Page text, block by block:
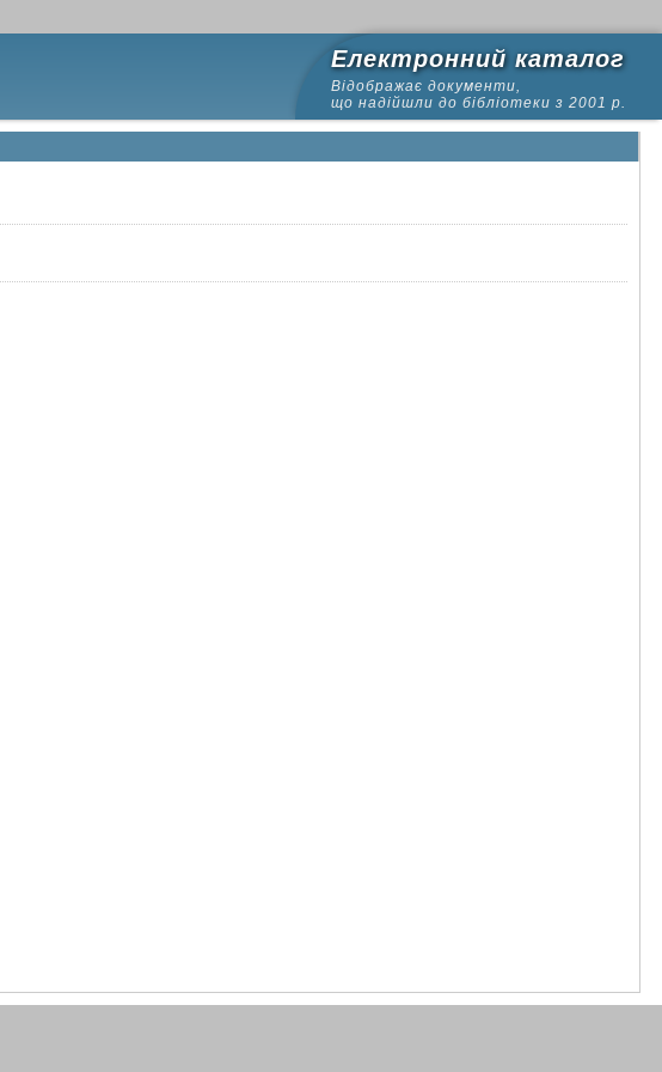
Електронний каталог
Відображає документи,
що надійшли до бібліотеки з 2001 р.